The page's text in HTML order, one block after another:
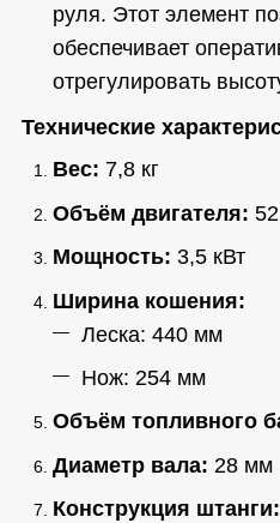
руля. Этот элемент
обеспечивает
отрегулировать
Технические
Вес: 7,8 кг
Объём двигателя:
Мощность: 3,5 кВт
Ширина кошения:
Леска: 440 мм
Нож: 254 мм
Объём топливного
Диаметр вала: 28 мм
Конструкция штанги: